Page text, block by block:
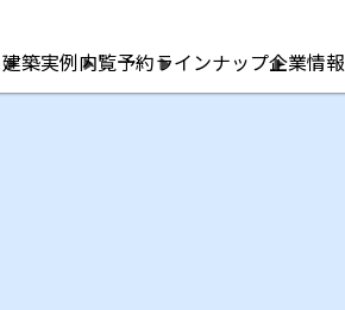
建築実例内覧予約ラインナップ企業情報